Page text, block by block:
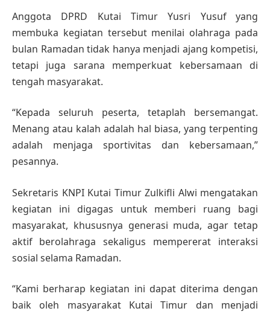
Anggota DPRD Kutai Timur Yusri Yusuf yang
membuka kegiatan tersebut menilai olahraga pada
bulan Ramadan tidak hanya menjadi ajang kompetisi,
tetapi juga sarana memperkuat kebersamaan di
tengah masyarakat.
“Kepada seluruh peserta, tetaplah bersemangat.
Menang atau kalah adalah hal biasa, yang terpenting
adalah menjaga sportivitas dan kebersamaan,”
pesannya.
Sekretaris KNPI Kutai Timur Zulkifli Alwi mengatakan
kegiatan ini digagas untuk memberi ruang bagi
masyarakat, khususnya generasi muda, agar tetap
aktif berolahraga sekaligus mempererat interaksi
sosial selama Ramadan.
“Kami berharap kegiatan ini dapat diterima dengan
baik oleh masyarakat Kutai Timur dan menjadi